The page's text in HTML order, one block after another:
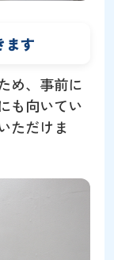
ます
め、事前に
も向いてい
ただけま